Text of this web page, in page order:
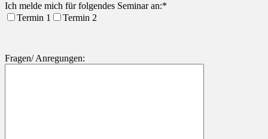
Ich melde mich für folgendes Seminar an:*
Termin 1
Termin 2
Fragen/ Anregungen: